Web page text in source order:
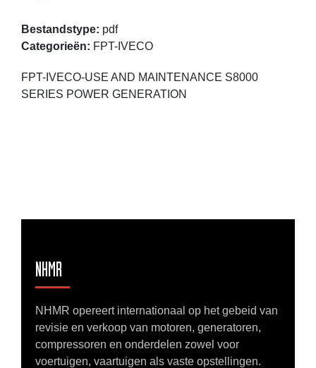
FPT-IVECO-USE AND MAINTENANCE S8000
SERIES POWER GENERATION
Bestandstype: pdf
Categorieën: FPT-IVECO
NHMR
NHMR opereert internationaal op het gebeid van
revisie en verkoop van motoren, generatoren,
compressoren en onderdelen zowel voor
voertuigen, vaartuigen als vaste opstellingen.